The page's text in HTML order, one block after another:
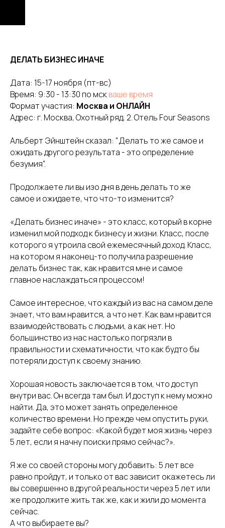
ДЕЛАТЬ БИЗНЕС ИНАЧЕ
Дата: 15-17 ноября (пт-вс)
Время: 9:30 - 13:30 по мскваше время
Формат участия: Москва и ОНЛАЙН
Адрес: г. Москва, Охотный ряд, 2. Отель Four Seasons
Альберт Эйнштейн сказал: "Делать то же самое и
ожидать другого результата - это определение
безумия".
Продолжаете ли вы изо дня в день делать то же
самое и ожидаете, что что-то изменится?
«Делать бизнес иначе» - это класс, который в корне
изменил мой подход к бизнесу и жизни. Класс, после
которого я утроила свой ежемесячный доход. Класс,
на котором я наконец-то получила разрешение
делать бизнес так, как нравится мне и самое
главное наслаждаться процессом!
Самое интересное, что каждый из вас на самом деле
знает, что вам нравится, а что нет. Как вам нравится
взаимодействовать с людьми, а как нет. Но
большинство из нас настолько погрязли в
правильности и схематичности, что как будто бы
потеряли доступ к своему знанию.
Хорошая новость заключается в том, что доступ
внутри вас. Он всегда там был. И доступ к нему можно
найти. Да, это может занять определенное
количество времени. Но прежде чем опустить руки,
задайте себе вопрос: «Какой будет моя жизнь через
5 лет, если я начну поиски прямо сейчас?».
Я же со своей стороны могу добавить: 5 лет все
равно пройдут, и только от вас зависит окажетесь ли
вы совершенно в другой реальности через 5 лет или
же продолжите жить так же, как и жили до момента
сейчас.
А что выбираете вы?